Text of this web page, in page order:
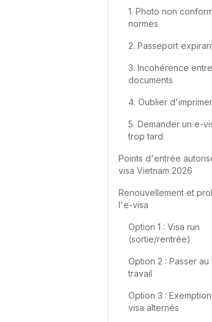
1. Photo non
normes
2. Passeport
3. Incohérence
documents
4. Oublier
5. Demander un e-
trop tard
Points d'entrée
visa Vietnam 2026
Renouvellement et
l'e-visa
Option 1 : Visa run
(sortie/rentrée)
Option 2 : Passer au
travail
Option 3 :
visa alternés